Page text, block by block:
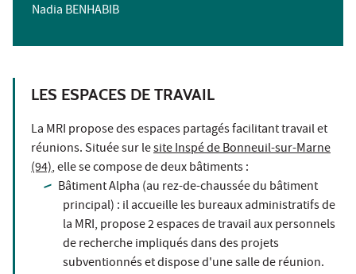
Nadia BENHABIB
LES ESPACES DE TRAVAIL
La MRI propose des espaces partagés facilitant travail et
réunions. Située sur lesite Inspé de Bonneuil-sur-Marne
(94), elle se compose de deux bâtiments :
Bâtiment Alpha (au rez-de-chaussée du bâtiment
principal) : il accueille les bureaux administratifs de
la MRI, propose 2 espaces de travail aux personnels
de recherche impliqués dans des projets
subventionnés et dispose d'une salle de réunion.